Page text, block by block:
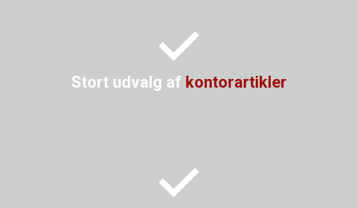
Stort udvalg af kontorartikler